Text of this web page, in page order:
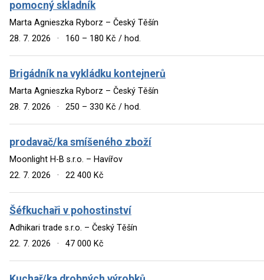
pomocný skladník
Marta Agnieszka Ryborz – Český Těšín
28. 7. 2026
· 160 – 180 Kč / hod.
Brigádník na vykládku kontejnerů
Marta Agnieszka Ryborz – Český Těšín
28. 7. 2026
· 250 – 330 Kč / hod.
prodavač/ka smíšeného zboží
Moonlight H-B s.r.o. – Havířov
22. 7. 2026
· 22 400 Kč
Šéfkuchaři v pohostinství
Adhikari trade s.r.o. – Český Těšín
22. 7. 2026
· 47 000 Kč